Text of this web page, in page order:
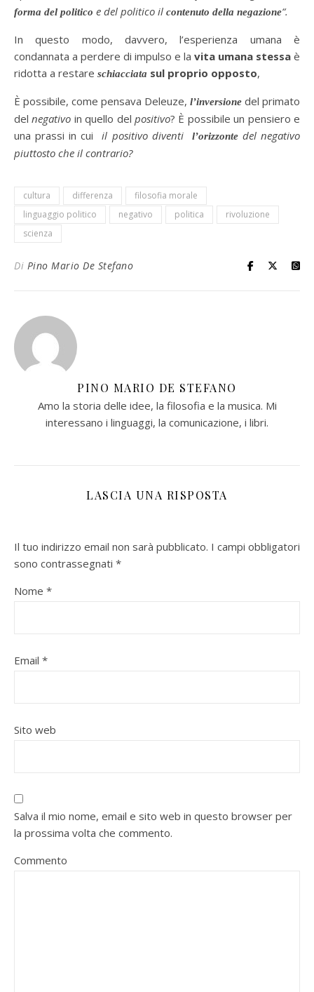
forma del politico e del politico il contenuto della negazione“.
In questo modo, davvero, l’esperienza umana è
condannata a perdere di impulso e la vita umana stessa è
ridotta a restare schiacciata sul proprio opposto,
È possibile, come pensava Deleuze, l’inversione del primato
delnegativo in quello delpositivo? È possibile un pensiero e
una prassi in cuiil positivo diventi l’orizzontedel negativo
piuttosto che il contrario?
cultura differenza
filosofia morale
linguaggio politico
negativo politica
rivoluzione
scienza
Di Pino Mario De Stefano
PINO MARIO DE STEFANO
Amo la storia delle idee, la filosofia e la musica. Mi
interessano i linguaggi, la comunicazione, i libri.
LASCIA UNA RISPOSTA
Il tuo indirizzo email non sarà pubblicato. I campi obbligatori
sono contrassegnati *
Nome *
Email *
Sito web
Salva il mio nome, email e sito web in questo browser per
la prossima volta che commento.
Commento